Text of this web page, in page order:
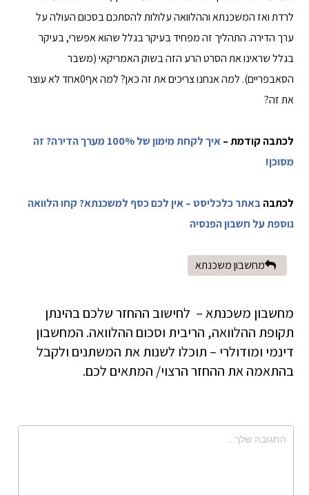
לרדת ואז המשכנתא וההלוואה עלולות להסתכם בסכום העולה על
ערך הדירה. התהליך זה מפחיד בעיקר בגלל שהוא אפשרי, בעיקר
בגלל שראינו את הסרט הרע הזה בשוק האמריקאי (משבר
הסאבפריים). למה אנחנו צריכים את זה כאן? למה אף0אחד לא עוצר
את זה?
לכתבה קודמת –
איך לקחת מימון של 100% מערך הדירה? זה
מסוכן!
לכתבהבאתר כלכליסט – אין לכם כסף למשכנתא? קחו הלוואה
נוספת על חשבון הפנסיה
מחשבון משכנתא
מחשבון משכנתא – לחישוב ההחזר שלכם בהינתן
תקופת ההלוואה, הריבית וסכום ההלוואה. המחשבון
דינמי ומודולרי – תוכלו לשנות את המשתנים ולקבל
בהתאמה את ההחזר הרצוי/ המתאים לכם.